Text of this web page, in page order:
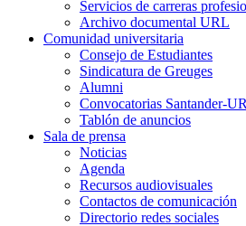
Servicios de carreras
Archivo documental URL
Comunidad universitaria
Consejo de Estudiantes
Sindicatura de Greuges
Alumni
Convocatorias Santander-
Tablón de anuncios
Sala de prensa
Noticias
Agenda
Recursos audiovisuales
Contactos de comunicación
Directorio redes sociales